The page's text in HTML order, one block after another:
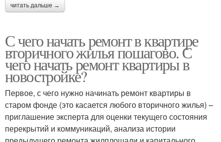
читать дальше →
С чего начать ремонт в квартире
вторичного жилья пошагово. С
чего начать ремонт квартиры в
новостройке?
Первое, с чего нужно начинать ремонт квартиры в
старом фонде (это касается любого вторичного жилья) –
приглашение эксперта для оценки текущего состояния
перекрытий и коммуникаций, анализа истории